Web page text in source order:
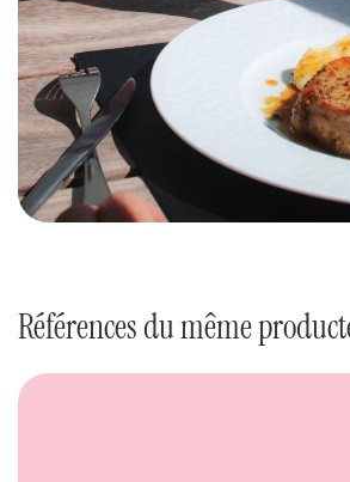
Références du même